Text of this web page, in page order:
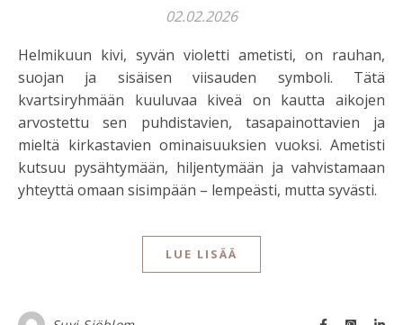
02.02.2026
Helmikuun kivi, syvän violetti ametisti, on rauhan,
suojan ja sisäisen viisauden symboli. Tätä
kvartsiryhmään kuuluvaa kiveä on kautta aikojen
arvostettu sen puhdistavien, tasapainottavien ja
mieltä kirkastavien ominaisuuksien vuoksi. Ametisti
kutsuu pysähtymään, hiljentymään ja vahvistamaan
yhteyttä omaan sisimpään – lempeästi, mutta syvästi.
LUE LISÄÄ